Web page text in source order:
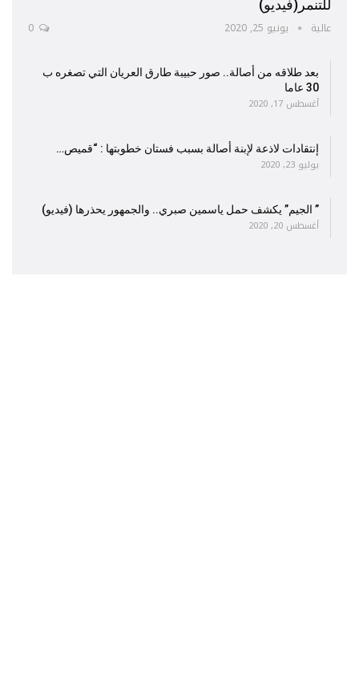
للتنمر(فيديو)
عالية يونيو 25, 2020
بعد طلاقه من أصالة.. صور حبيبة طارق العريان التي تصغره ب
30 عاما
أغسطس 17, 2020
إنتقادات لاذعة لإبنة أصالة بسبب فستان خطوبتها : “قميص…
يوليو 23, 2020
” الجيم” يكشف حمل ياسمين صبري.. والجمهور يحذرها (فيديو)
أغسطس 20, 2020